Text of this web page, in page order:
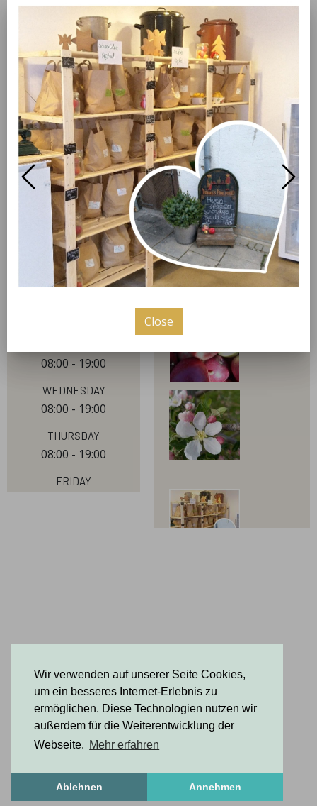
Wir verwenden auf unserer Seite Cookies,
um ein besseres Internet-Erlebnis zu
ermöglichen. Diese Technologien nutzen wir
außerdem für die Weiterentwicklung der
Webseite. Mehr erfahren
Ablehnen Annehmen
products
welcome
Wir sind ein demeterzertifizierter Obsthof aus
Meckenheim- Ersdorf. In unserem kleinen
Selbstbedienungs-Hofverkauf können Sie unsere
und andere regionale Lebensmittel kaufen. Kommen
Sie uns einfach Mal besuchen!
our hours
08:00 - 19:00
Wednesday
08:00 - 19:00
Thursday
08:00 - 19:00
Friday
pictures
Close